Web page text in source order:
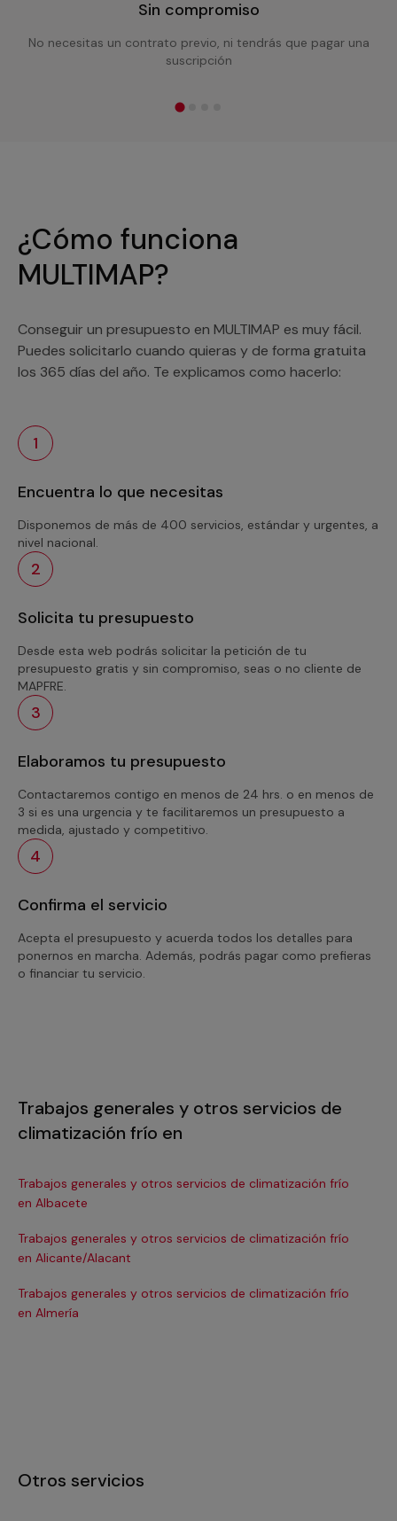
Sin compromiso
No necesitas un contrato previo, ni tendrás que pagar una
suscripción
¿Cómo funciona
MULTIMAP?
Conseguir un presupuesto en MULTIMAP es muy fácil.
Puedes solicitarlo cuando quieras y de forma gratuita
los 365 días del año. Te explicamos como hacerlo:
1
Encuentra lo que necesitas
Disponemos de más de 400 servicios, estándar y urgentes, a
nivel nacional.
2
Solicita tu presupuesto
Desde esta web podrás solicitar la petición de tu
presupuesto gratis y sin compromiso, seas o no cliente de
MAPFRE.
3
Elaboramos tu presupuesto
Contactaremos contigo en menos de 24 hrs. o en menos de
3 si es una urgencia y te facilitaremos un presupuesto a
medida, ajustado y competitivo.
4
Confirma el servicio
Acepta el presupuesto y acuerda todos los detalles para
ponernos en marcha. Además, podrás pagar como prefieras
o financiar tu servicio.
Trabajos generales y otros servicios de
climatización frío en
Trabajos generales y otros servicios de climatización frío
en Albacete
Trabajos generales y otros servicios de climatización frío
en Alicante/Alacant
Trabajos generales y otros servicios de climatización frío
en Almería
Otros servicios